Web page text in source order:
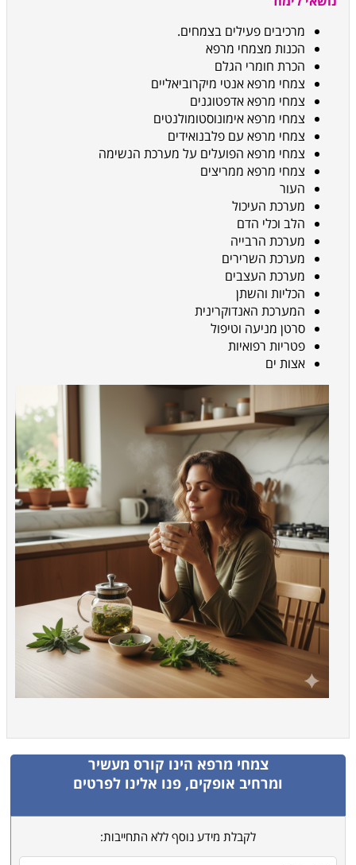
מרכיבים פעילים בצמחים.
הכנות מצמחי מרפא
הכרת חומרי הגלם
צמחי מרפא אנטי מיקרוביאליים
צמחי מרפא אדפטוגנים
צמחי מרפא אימונוסטומולנטים
צמחי מרפא עם פלבנואידים
צמחי מרפא הפועלים על מערכת הנשימה
צמחי מרפא ממריצים
העור
מערכת העיכול
הלב וכלי הדם
מערכת הרבייה
מערכת השרירים
מערכת העצבים
הכליות והשתן
המערכת האנדוקרינית
סרטן מניעה וטיפול
פטריות רפואיות
אצות ים
צמחי מרפא הינו קורס מעשיר
ומרחיב אופקים, פנו אלינו לפרטים
לקבלת מידע נוסף ללא התחייבות: